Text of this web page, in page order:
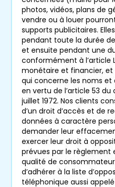
photos, vidéos, plans de
vendre ou à louer
supports publicitaires.
pendant toute la durée
et ensuite pendant une
conformément à l’article
monétaire et financier, et
qui concerne les noms et
en vertu de l’article 53
juillet 1972. Nos clients
d’un droit d’accès et de
données à caractère
demander leur
exercer leur droit à
prévues par le règlement
qualité de
d’adhérer à la liste
téléphonique aussi